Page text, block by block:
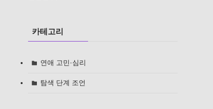
카테고리
연애 고민·심리
탐색 단계 조언